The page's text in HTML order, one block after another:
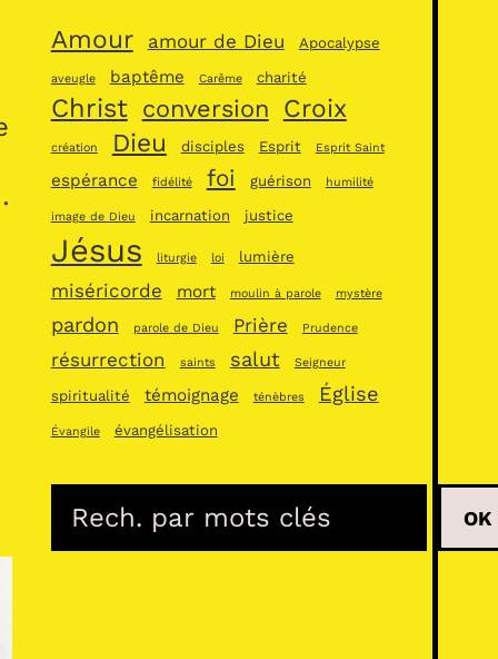
Amour amour de Dieu Apocalypse
aveugle baptême Carême charité
Christ conversion Croix
création Dieu disciples Esprit Esprit Saint
espérance fidélité foi guérison humilité
image de Dieu incarnation justice
Jésus liturgie loi lumière
miséricorde mort moulin à parole mystère
pardon parole de Dieu Prière Prudence
résurrection saints salut Seigneur
spiritualité témoignage ténèbres Église
Évangile évangélisation
OK